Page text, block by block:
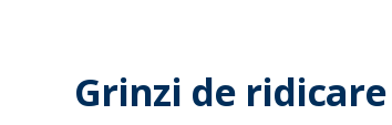
Grinzi de ridicare